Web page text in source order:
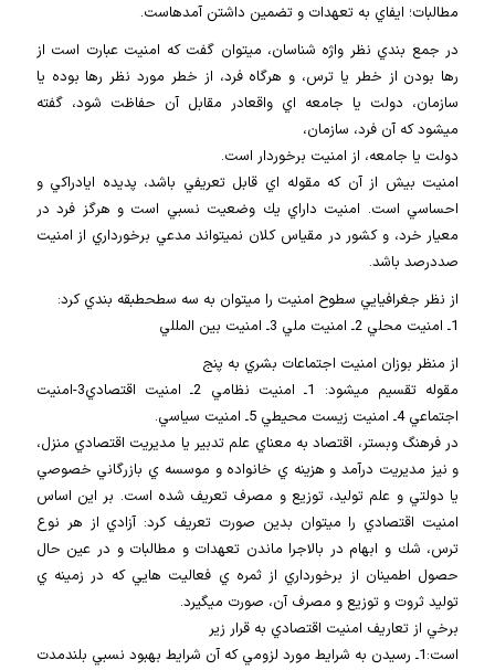
مطالبات؛ ايفاي به تعهدات و تضمين داشتن آمدهاست.
در جمع بندي نظر واژه شناسان، ميتوان گفت كه امنيت عبارت است از
رها بودن از خطر يا ترس، و هرگاه فرد، از خطر مورد نظر رها بوده يا
سازمان، دولت يا جامعه اي واقعادر مقابل آن حفاظت شود، گفته
ميشود كه آن فرد، سازمان،
دولت يا جامعه، از امنيت برخوردار است.
امنيت بيش از آن كه مقوله اي قابل تعريفي باشد، پديده ايادراكي و
احساسي است. امنيت داراي يك وضعيت نسبي است و هرگز فرد در
معيار خرد، و كشور در مقياس كلان نميتواند مدعي برخورداري از امنيت
صددرصد باشد.
از نظر جغرافيايي سطوح امنيت را ميتوان به سه سطحطبقه بندي كرد:
1ـ امنيت محلي 2ـ امنيت ملي 3ـ امنيت بين المللي
از منظر بوزان امنيت اجتماعات بشري به پنج
مقوله تقسيم ميشود: 1ـ امنيت نظامي 2ـ امنيت اقتصادي3-امنيت
اجتماعي 4ـ امنيت زيست محيطي 5ـ امنيت سياسي.
در فرهنگ وبستر، اقتصاد به معناي علم تدبير يا مديريت اقتصادي منزل،
و نيز مديريت درآمد و هزينه ي خانواده و موسسه ي بازرگاني خصوصي
يا دولتي و علم توليد، توزيع و مصرف تعريف شده است. بر اين اساس
امنيت اقتصادي را ميتوان بدين صورت تعريف كرد: آزادي از هر نوع
ترس، شك و ابهام در بالاجرا ماندن تعهدات و مطالبات و در عين حال
حصول اطمينان از برخورداري از ثمره ي فعاليت هايي كه در زمينه ي
توليد ثروت و توزيع و مصرف آن، صورت ميگيرد.
برخي از تعاريف امنيت اقتصادي به قرار زير
است:1ـ رسيدن به شرايط مورد لزومي كه آن شرايط بهبود نسبي بلندمدت